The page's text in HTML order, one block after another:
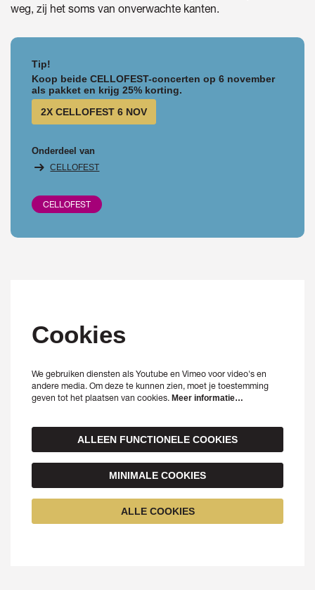
weg, zij het soms van onverwachte kanten.
Tip!
Koop beide CELLOFEST-concerten op 6 november
als pakket en krijg 25% korting.
2X CELLOFEST 6 NOV
Onderdeel van
CELLOFEST
CELLOFEST
Cookies
We gebruiken diensten als Youtube en Vimeo voor video's en
andere media. Om deze te kunnen zien, moet je toestemming
geven tot het plaatsen van cookies. Meer informatie…
ALLEEN FUNCTIONELE COOKIES
MINIMALE COOKIES
ALLE COOKIES